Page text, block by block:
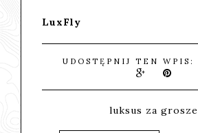
LuxFly
UDOSTĘPNIJ TEN WPIS:
luksus za grosze